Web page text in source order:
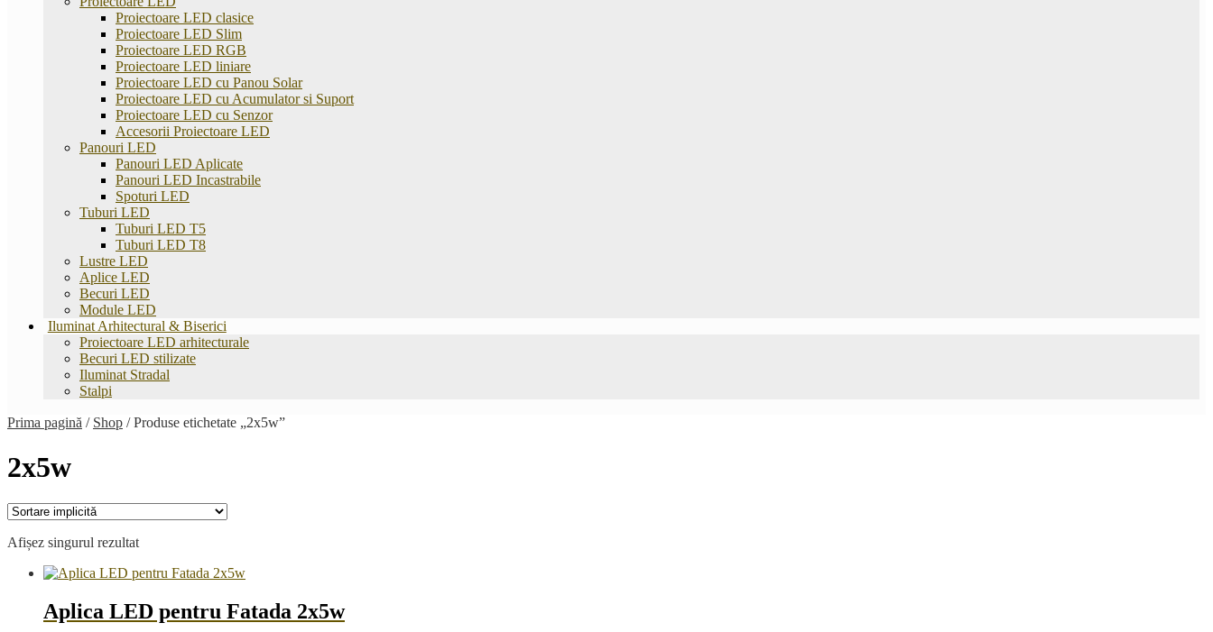
Proiectoare LED clasice
Proiectoare LED Slim
Proiectoare LED RGB
Proiectoare LED liniare
Proiectoare LED cu Panou Solar
Proiectoare LED cu Acumulator si Suport
Proiectoare LED cu Senzor
Accesorii Proiectoare LED
Panouri LED
Panouri LED Aplicate
Panouri LED Incastrabile
Spoturi LED
Tuburi LED
Tuburi LED T5
Tuburi LED T8
Lustre LED
Aplice LED
Becuri LED
Module LED
Iluminat Arhitectural & Biserici
Proiectoare LED arhitecturale
Becuri LED stilizate
Iluminat Stradal
Stalpi
Prima pagină / Shop /Produse etichetate „2x5w”
2x5w
Afișez singurul rezultat
Aplica LED pentru Fatada 2x5w